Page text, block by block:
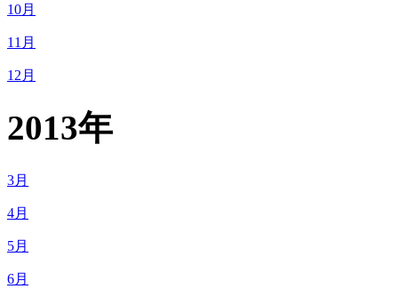
10月
11月
12月
2013年
3月
4月
5月
6月